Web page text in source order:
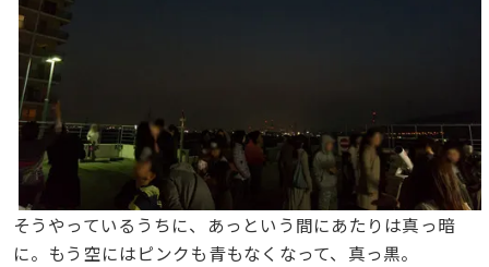
そうやっているうちに、あっという間にあたりは真っ暗
に。もう空にはピンクも青もなくなって、真っ黒。